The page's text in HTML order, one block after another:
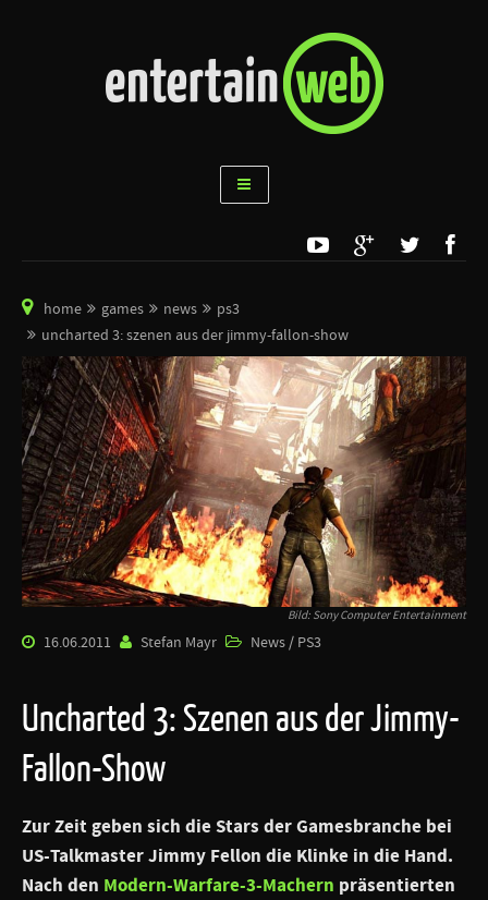
home games news
ps3
uncharted 3: szenen aus der jimmy-fallon-show
Bild: Sony Computer Entertainment
16.06.2011 Stefan Mayr News / PS3
Uncharted 3: Szenen aus der Jimmy-
Fallon-Show
Zur Zeit geben sich die Stars der Gamesbranche bei
US-Talkmaster Jimmy Fellon die Klinke in die Hand.
Nach den Modern-Warfare-3-Machern präsentierten